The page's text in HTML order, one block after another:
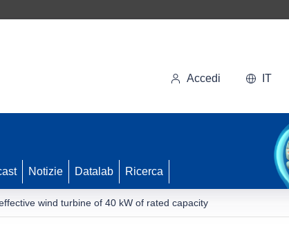
Accedi IT
Notizie Datalab Ricerca
wind turbine of 40 kW of rated capacity